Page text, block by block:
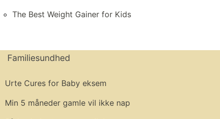
The Best Weight Gainer for Kids
Familiesundhed
Urte Cures for Baby eksem
Min 5 måneder gamle vil ikke nap